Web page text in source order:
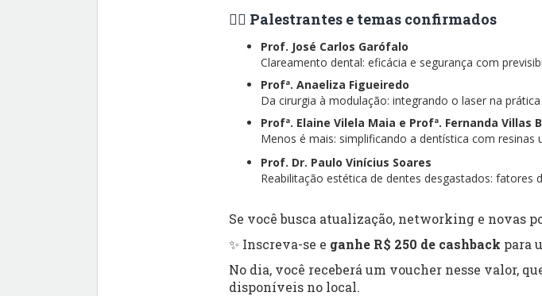
👨‍⚕️ Palestrantes e temas confirmados
Prof. José Carlos Garófalo
Clareamento dental: eficácia e segurança com
Profª. Anaeliza Figueiredo
Da cirurgia à modulação: integrando o laser na prática
Profª. Elaine Vilela Maia e Profª. Fernanda Villas
Menos é mais: simplificando a dentística com resinas
Prof. Dr. Paulo Vinícius Soares
Reabilitação estética de dentes desgastados: fatores
Se você busca atualização, networking e novas
✨ Inscreva-se e ganhe R$ 250 de cashback para
No dia, você receberá um voucher nesse valor,
disponíveis no local.